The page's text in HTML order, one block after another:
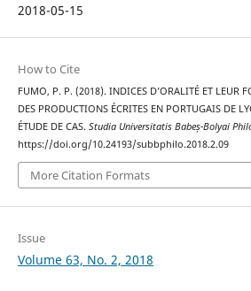
2018-05-15
How to Cite
FUMO, P. P. (2018). INDICES D’ORALITÉ ET LEUR
DES PRODUCTIONS ÉCRITES EN PORTUGAIS DE
ÉTUDE DE CAS. Studia Universitatis Babeș-Bolyai
https://doi.org/10.24193/subbphilo.2018.2.09
More Citation Formats
Issue
Volume 63, No. 2, 2018